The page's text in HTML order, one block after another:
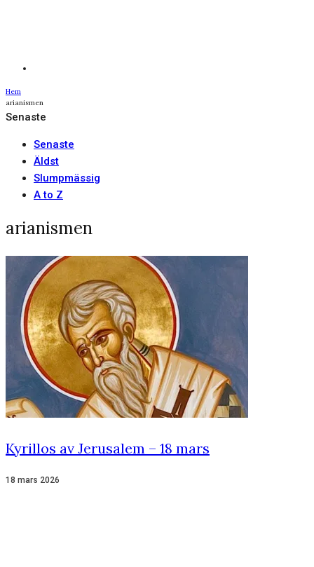
Hem
arianismen
Senaste
Senaste
Äldst
Slumpmässig
A to Z
arianismen
Kyrillos av Jerusalem – 18 mars
18 mars 2026